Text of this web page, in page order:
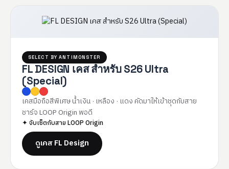
SELECT BY ANTIMONSTER
FL DESIGN เคส สำหรับ S26 Ultra
(Special)
เคสมือถือสีพิเศษ น้ำเงิน · เหลือง · แดง คัดมาให้เข้าชุดกับสาย
ชาร์จ LOOP Origin พอดี
✦ จับเซ็ตกับสาย LOOP Origin
ดูเคส FL Design